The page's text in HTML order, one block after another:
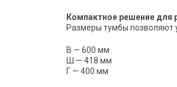
Компактное решение для
Размеры тумбы позволяют
В — 600 мм
Ш — 418 мм
Г — 400 мм